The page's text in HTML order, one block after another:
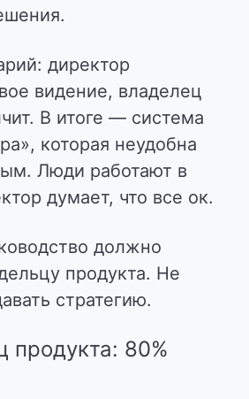
директор
видение, владелец
В итоге — система
которая неудобна
Люди работают в
думает, что все ок.
должно
продукта. Не
стратегию.
продукта: 80%